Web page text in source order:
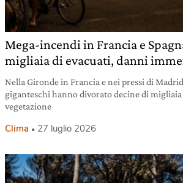
Mega-incendi in Francia e
migliaia di evacuati, danni
Nella Gironde in Francia e nei pressi di
giganteschi hanno divorato decine di
vegetazione
Clima 27 luglio 2026